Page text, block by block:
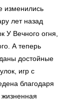
изменились
лет назад
У Вечного огня,
А теперь
достойные
игр с
благодаря